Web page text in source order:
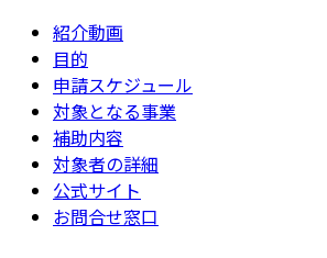
紹介動画
目的
申請スケジュール
対象となる事業
補助内容
対象者の詳細
公式サイト
お問合せ窓口